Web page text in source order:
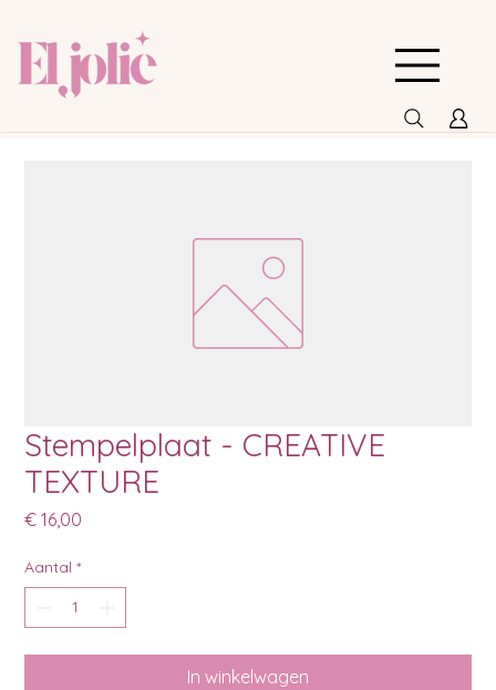
Stempelplaat - CREATIVE
TEXTURE
€ 16,00
Aantal *
In winkelwagen